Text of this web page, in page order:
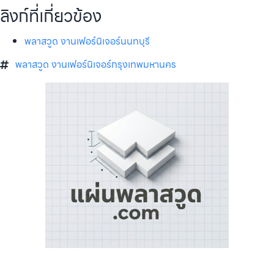
ลิงก์ที่เกี่ยวข้อง
พลาสวูด งานเฟอร์นิเจอร์นนทบุรี
พลาสวูด งานเฟอร์นิเจอร์กรุงเทพมหานคร